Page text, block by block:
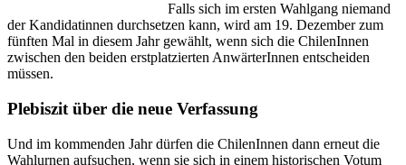
Falls sich im ersten Wahlgang niemand
der Kandidatinnen durchsetzen kann, wird am 19. Dezember zum
fünften Mal in diesem Jahr gewählt, wenn sich die ChilenInnen
zwischen den beiden erstplatzierten AnwärterInnen entscheiden
müssen.
Plebiszit über die neue Verfassung
Und im kommenden Jahr dürfen die ChilenInnen dann erneut die
Wahlurnen aufsuchen, wenn sie sich in einem historischen Votum